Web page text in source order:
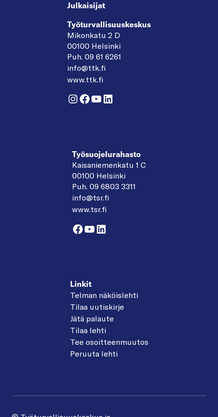
Julkaisijat
Työturvallisuuskeskus
Mikonkatu 2 D
00100 Helsinki
Puh. 09 61 6261
info@ttk.fi
www.ttk.fi
Instagram
Facebook
YouTube
LinkedIn
Työsuojelurahasto
Kaisaniemenkatu 1 C
00100 Helsinki
Puh. 09 6803 3311
info@tsr.fi
www.tsr.fi
Facebook
YouTube
LinkedIn
Linkit
Telman näköislehti
Tilaa uutiskirje
Jätä palaute
Tilaa lehti
Tee osoitteenmuutos
Peruuta lehti